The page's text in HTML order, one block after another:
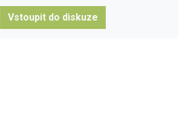
Vstoupit do diskuze